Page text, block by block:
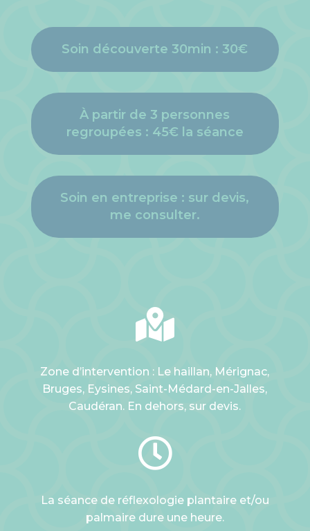
Soin découverte 30min : 30€
À partir de 3 personnes
regroupées : 45€ la séance
Soin en entreprise : sur devis,
me consulter.

Zone d’intervention : Le haillan, Mérignac,
Bruges, Eysines, Saint-Médard-en-Jalles,
Caudéran. En dehors, sur devis.

La séance de réflexologie plantaire et/ou
palmaire dure une heure.